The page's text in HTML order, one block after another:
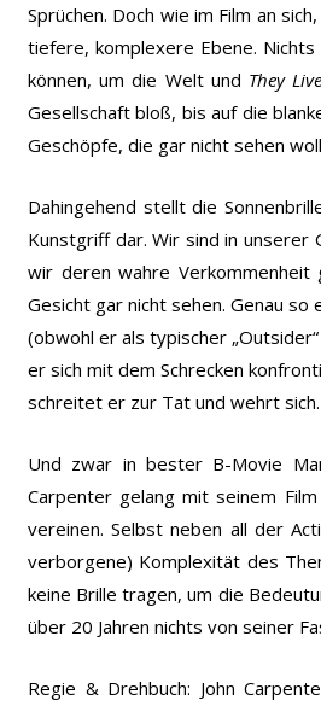
Sprüchen. Doch wie im Film an
tiefere, komplexere Ebene.
können, um die Welt und They Live
Gesellschaft bloß, bis auf die
Geschöpfe, die gar nicht sehen
Dahingehend stellt die
Kunstgriff dar. Wir sind in
wir deren wahre Verkommenheit
Gesicht gar nicht sehen. Genau
(obwohl er als typischer
er sich mit dem Schrecken
schreitet er zur Tat und wehrt sich.
Und zwar in bester B-Movie
Carpenter gelang mit seinem
vereinen. Selbst neben all der
verborgene) Komplexität des
keine Brille tragen, um die
über 20 Jahren nichts von seiner
Regie & Drehbuch: John